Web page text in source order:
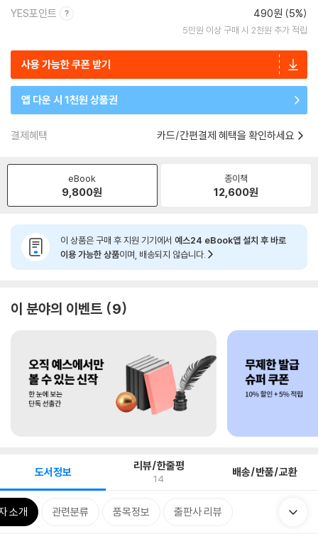
YES포인트 490원 (5%)
5만원 이상 구매 시 2천원 추가 적립
사용 가능한 쿠폰 받기
앱 다운 시 1천원 상품권
결제혜택 카드/간편결제 혜택을 확인하세요
eBook
9,800원
종이책
12,600원
이 상품은 구매 후 지원 기기에서 예스24 eBook앱 설치 후 바로
이용 가능한 상품이며, 배송되지 않습니다.
이 분야의 이벤트 9
도서정보 리뷰/한줄평
14 배송/반품/교환
소개 관련분류 품목정보 출판사 리뷰